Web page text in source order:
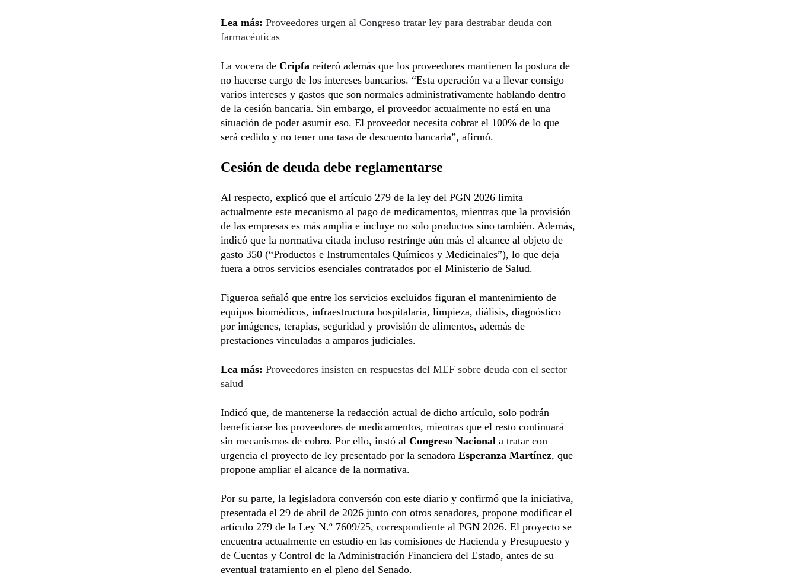
Lea más: Proveedores urgen al Congreso tratar ley para destrabar deuda con
farmacéuticas
La vocera de Cripfa reiteró además que los proveedores mantienen la postura de
no hacerse cargo de los intereses bancarios. “Esta operación va a llevar consigo
varios intereses y gastos que son normales administrativamente hablando dentro
de la cesión bancaria. Sin embargo, el proveedor actualmente no está en una
situación de poder asumir eso. El proveedor necesita cobrar el 100% de lo que
será cedido y no tener una tasa de descuento bancaria”, afirmó.
Cesión de deuda debe reglamentarse
Al respecto, explicó que el artículo 279 de la ley del PGN 2026 limita
actualmente este mecanismo al pago de medicamentos, mientras que la provisión
de las empresas es más amplia e incluye no solo productos sino también. Además,
indicó que la normativa citada incluso restringe aún más el alcance al objeto de
gasto 350 (“Productos e Instrumentales Químicos y Medicinales”), lo que deja
fuera a otros servicios esenciales contratados por el Ministerio de Salud.
Figueroa señaló que entre los servicios excluidos figuran el mantenimiento de
equipos biomédicos, infraestructura hospitalaria, limpieza, diálisis, diagnóstico
por imágenes, terapias, seguridad y provisión de alimentos, además de
prestaciones vinculadas a amparos judiciales.
Lea más: Proveedores insisten en respuestas del MEF sobre deuda con el sector
salud
Indicó que, de mantenerse la redacción actual de dicho artículo, solo podrán
beneficiarse los proveedores de medicamentos, mientras que el resto continuará
sin mecanismos de cobro. Por ello, instó al Congreso Nacional a tratar con
urgencia el proyecto de ley presentado por la senadora Esperanza Martínez, que
propone ampliar el alcance de la normativa.
Por su parte, la legisladora conversón con este diario y confirmó que la iniciativa,
presentada el 29 de abril de 2026 junto con otros senadores, propone modificar el
artículo 279 de la Ley N.º 7609/25, correspondiente al PGN 2026. El proyecto se
encuentra actualmente en estudio en las comisiones de Hacienda y Presupuesto y
de Cuentas y Control de la Administración Financiera del Estado, antes de su
eventual tratamiento en el pleno del Senado.